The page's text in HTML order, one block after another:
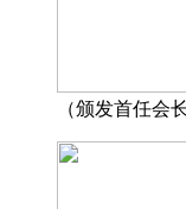
（颁发首任会